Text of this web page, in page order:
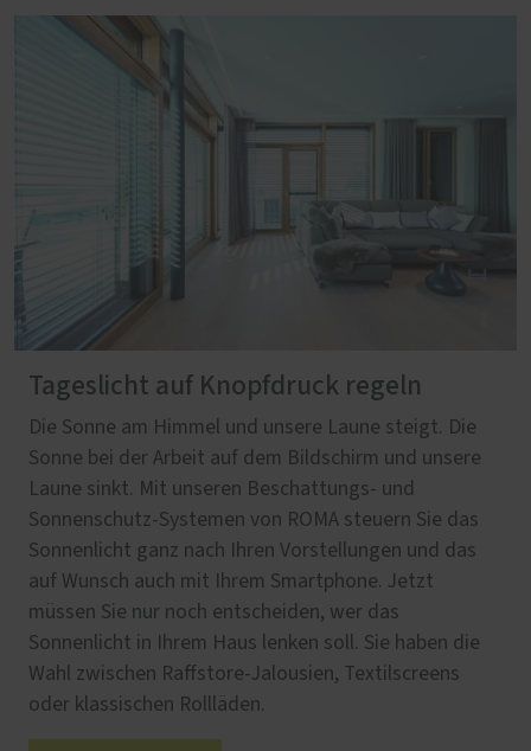
Tageslicht auf Knopfdruck regeln
Die Sonne am Himmel und unsere Laune steigt. Die
Sonne bei der Arbeit auf dem Bildschirm und unsere
Laune sinkt. Mit unseren Beschattungs- und
Sonnenschutz-Systemen von ROMA steuern Sie das
Sonnenlicht ganz nach Ihren Vorstellungen und das
auf Wunsch auch mit Ihrem Smartphone. Jetzt
müssen Sie nur noch entscheiden, wer das
Sonnenlicht in Ihrem Haus lenken soll. Sie haben die
Wahl zwischen Raffstore-Jalousien, Textilscreens
oder klassischen Rollläden.